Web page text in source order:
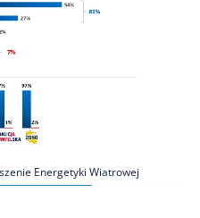
Energetyki Wiatrowej